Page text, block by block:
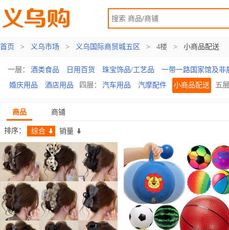
首页 > 义乌市场 > 义乌国际商贸城五区 > 4楼 > 小商品配送
一层： 酒类食品 日用百货 珠宝饰品/工艺品
一带一路国家馆及非
婚庆用品
酒店用品 四层： 汽车用品 汽摩配件 小商品配送 五
商品 商铺
排序： 综合 销量